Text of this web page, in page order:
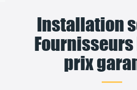
Installation
prix